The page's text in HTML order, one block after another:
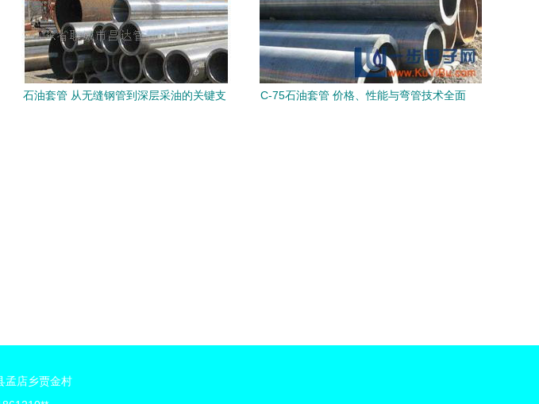
石油套管 从无缝钢管到深层采油的关键支
C-75石油套管 价格、性能与弯管技术全面
孟店乡贾金村